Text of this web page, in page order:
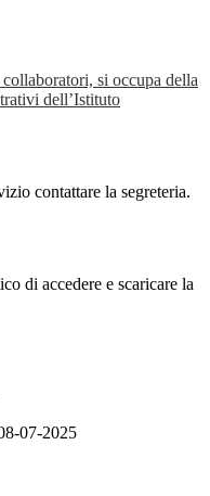
si occupa della
dell’Istituto
contattare la segreteria.
di accedere e scaricare la
07-2025